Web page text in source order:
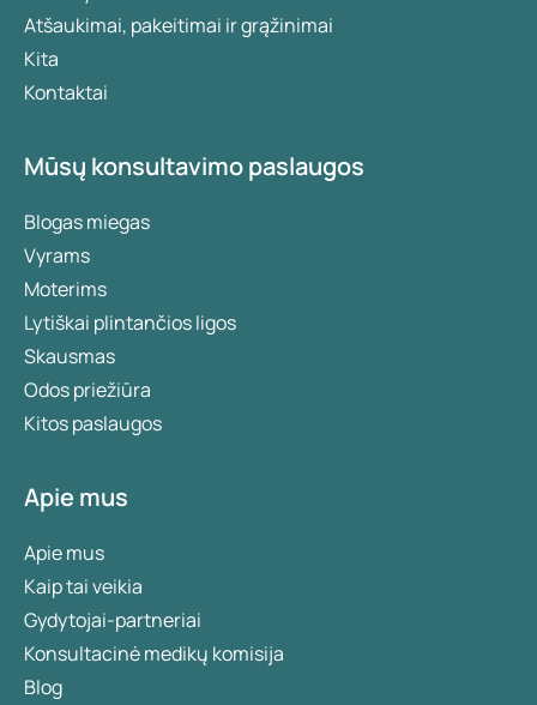
Atšaukimai, pakeitimai ir grąžinimai
Kita
Kontaktai
Mūsų konsultavimo paslaugos
Blogas miegas
Vyrams
Moterims
Lytiškai plintančios ligos
Skausmas
Odos priežiūra
Kitos paslaugos
Apie mus
Apie mus
Kaip tai veikia
Gydytojai-partneriai
Konsultacinė medikų komisija
Blog